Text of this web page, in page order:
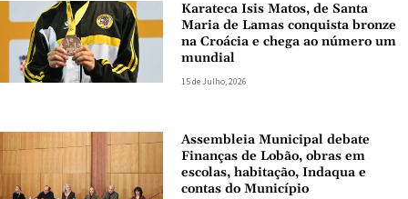
Karateca Isis Matos, de Santa
Maria de Lamas conquista bronze
na Croácia e chega ao número um
mundial
15 de Julho, 2026
Assembleia Municipal debate
Finanças de Lobão, obras em
escolas, habitação, Indaqua e
contas do Município